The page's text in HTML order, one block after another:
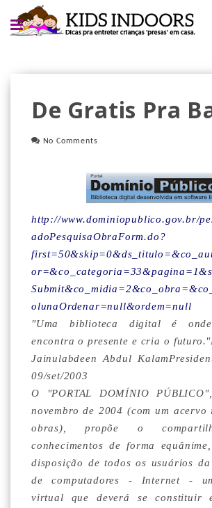
De Gratis Pra
No Comments
http://www.dominiopublico.gov.br/
adoPesquisaObraForm.do?
olunaOrdenar=null&ordem=null
"Uma biblioteca digital é
encontra o presente e cria o
Jainulabdeen Abdul
09/set/2003
O "PORTAL DOMÍNIO
novembro de 2004 (com um
obras), propõe o
conhecimentos de forma
disposição de todos os usuários
de computadores - Internet -
virtual que deverá se constituir